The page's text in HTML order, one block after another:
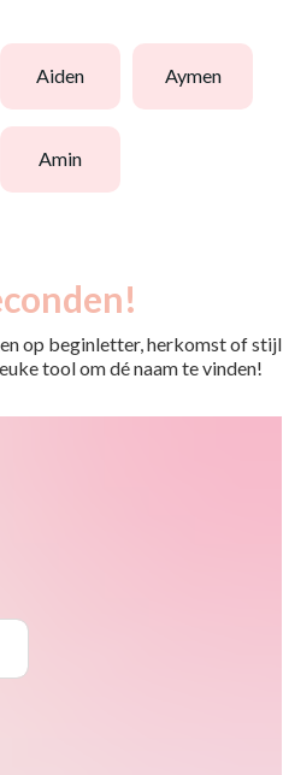
aiden aymen
amin
op beginletter, herkomst of stijl
tool om dé naam te vinden!